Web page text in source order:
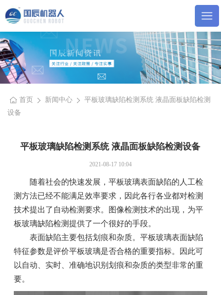
首页 新闻中心
平板玻璃缺陷检测系统 液晶面板缺陷检测
设备
平板玻璃缺陷检测系统 液晶面板缺陷检测设备
2021-08-17 10:04
随着社会的快速发展，平板玻璃表面缺陷的人工检
测方法已经不能满足效率要求，因此各行各业都对检测
技术提出了自动检测要求。图像检测技术的出现，为平
板玻璃缺陷检测提供了一个很好的手段。
表面缺陷主要包括划痕和杂质。平板玻璃表面缺陷
特征参数是评价平板玻璃是否合格的重要指标。因此可
以自动、实时、准确地识别划痕和杂质的类型非常的重
要。